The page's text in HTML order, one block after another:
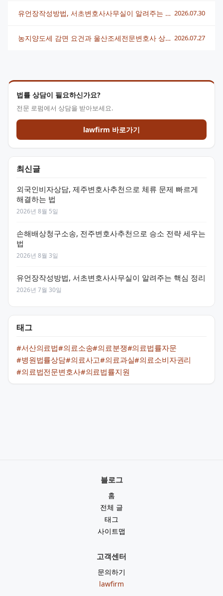
법률 상담이 필요하신가요?
전문 로펌에서 상담을 받아보세요.
lawfirm 바로가기
최신글
외국인비자상담, 제주변호사추천으로 체류 문제 빠르게
해결하는 법
2026년 8월 5일
손해배상청구소송, 전주변호사추천으로 승소 전략 세우는
법
2026년 8월 3일
유언장작성방법, 서초변호사사무실이 알려주는 핵심 정리
2026년 7월 30일
태그
#서산의료법#의료소송#의료분쟁#의료법률자문
#병원법률상담#의료사고#의료과실#의료소비자권리
#의료법전문변호사#의료법률지원
유언장작성방법, 서초변호사사무실이 알려주는 핵심 정리 2026.07.30
농지양도세 감면 요건과 울산조세전문변호사 상담 전략 총정리 2026.07.27
블로그
홈
전체 글
태그
사이트맵
고객센터
문의하기
lawfirm